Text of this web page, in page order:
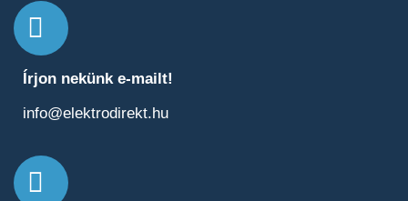
Írjon nekünk e-mailt!
info@elektrodirekt.hu